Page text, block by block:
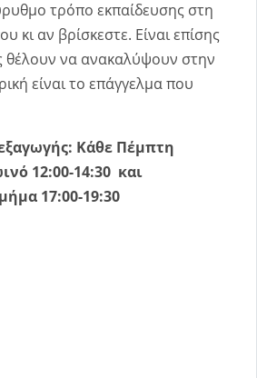
τρόπο εκπαίδευσης στη
κι αν βρίσκεστε. Είναι επίσης
θέλουν να ανακαλύψουν στην
είναι το επάγγελμα που
Κάθε Πέμπτη
12:00-14:30 και
17:00-19:30